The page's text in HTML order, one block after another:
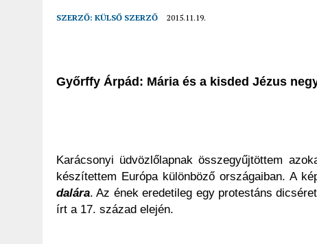
SZERZŐ: KÜLSŐ SZERZŐ 2015.11.19.
Győrffy Árpád: Mária és a kisded Jézus
Karácsonyi üdvözlőlapnak összegyűjtöttem
készítettem Európa különböző országaiban. A
dalára. Az ének eredetileg egy protestáns
írt a 17. század elején.